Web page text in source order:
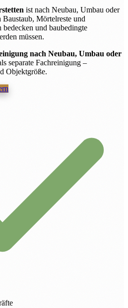
ist nach Neubau, Umbau oder
Mörtelreste und
und baubedingte
müssen.
nach Neubau, Umbau oder
separate Fachreinigung –
Objektgröße.